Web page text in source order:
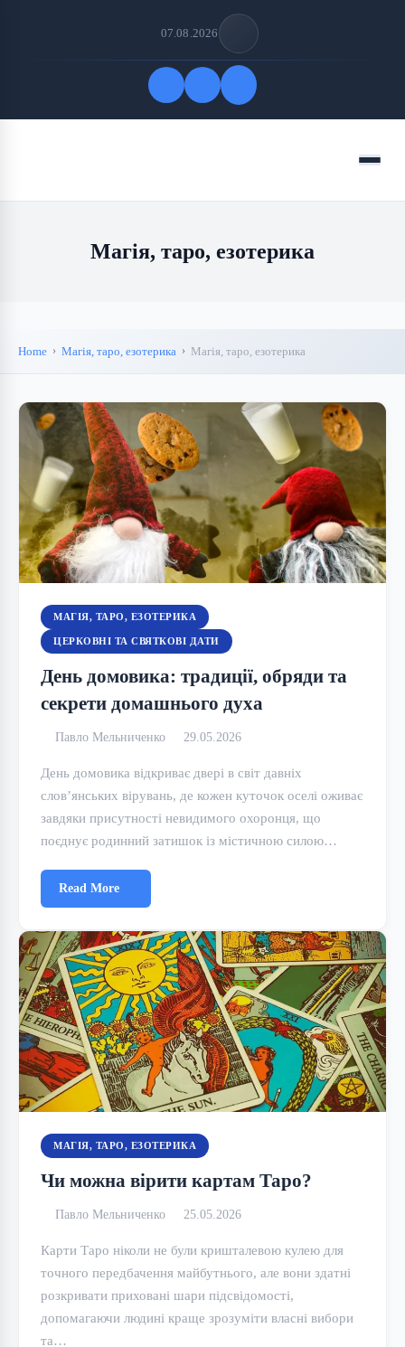
07.08.2026
Menu
Магія, таро, езотерика
Home Магія, таро, езотерика Магія, таро, езотерика
МАГІЯ, ТАРО, ЕЗОТЕРИКА
ЦЕРКОВНІ ТА СВЯТКОВІ ДАТИ
День домовика: традиції, обряди та
секрети домашнього духа
Павло Мельниченко 29.05.2026
День домовика відкриває двері в світ давніх
слов’янських вірувань, де кожен куточок оселі оживає
завдяки присутності невидимого охоронця, що
поєднує родинний затишок із містичною силою…
Read More
МАГІЯ, ТАРО, ЕЗОТЕРИКА
Чи можна вірити картам Таро?
Павло Мельниченко 25.05.2026
Карти Таро ніколи не були кришталевою кулею для
точного передбачення майбутнього, але вони здатні
розкривати приховані шари підсвідомості,
допомагаючи людині краще зрозуміти власні вибори
та…